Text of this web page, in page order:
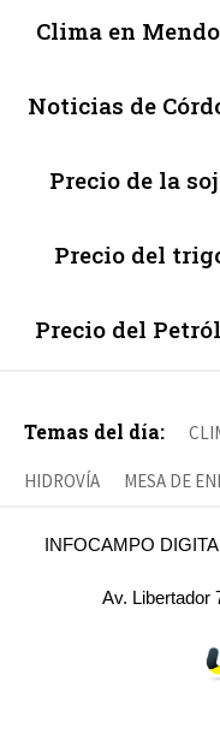
Clima en
Noticias de
Precio de la
Precio del
Precio del
Temas del día:
HIDROVÍA MESA DE
INFOCAMPO
Av. Libertador